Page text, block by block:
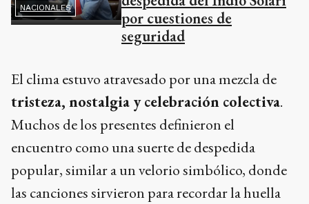
NACIONALES
por cuestiones de
seguridad
El clima estuvo atravesado por una mezcla de
tristeza, nostalgia y celebración colectiva.
Muchos de los presentes definieron el
encuentro como una suerte de despedida
popular, similar a un velorio simbólico, donde
las canciones sirvieron para recordar la huella